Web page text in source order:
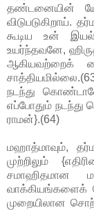
தண்டனையின்
விடுபடுகிறாய்.
கூடிய உன்
உயர்ந்தவனே,
ஆகியவற்றைக்
நடந்து
எப்போதும்
ராமன்}.(64)
மஹாத்மாவும்,
முற்றிலும்
சமாஹிதமான
வாக்கியங்களைக்
முறையிலான